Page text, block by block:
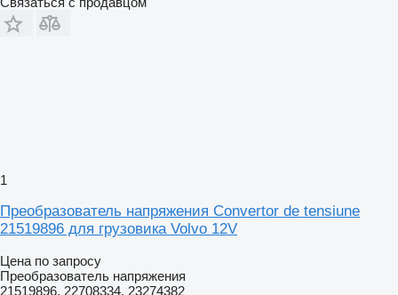
1
Преобразователь напряжения Convertor de tensiune
21519896 для грузовика Volvo 12V
Цена по запросу
Преобразователь напряжения
21519896, 22708334, 23274382